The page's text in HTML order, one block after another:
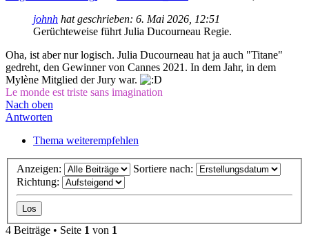
johnh hat geschrieben: 6. Mai 2026, 12:51
Gerüchteweise führt Julia Ducourneau Regie.
Oha, ist aber nur logisch. Julia Ducourneau hat ja auch "Titane"
gedreht, den Gewinner von Cannes 2021. In dem Jahr, in dem
Mylène Mitglied der Jury war.
Le monde est triste sans imagination
Nach oben
Antworten
Thema weiterempfehlen
Anzeigen:
Sortiere nach:
Richtung:
4 Beiträge • Seite 1 von 1